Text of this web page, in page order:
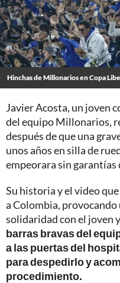
Hinchas de Millonarios en Copa
Javier Acosta, un joven
del equipo Millonarios,
después de que una
unos años en silla de
empeorara sin garantías
Su historia y el video
a Colombia,
solidaridad con el joven y
barras bravas del
a las puertas del
para despedirlo y
procedimiento.